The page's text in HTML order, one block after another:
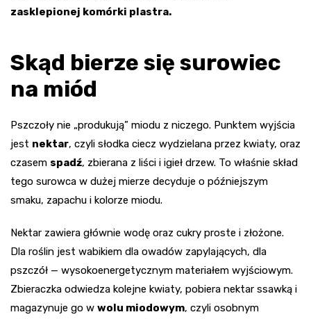
zasklepionej komórki plastra.
Skąd bierze się surowiec
na miód
Pszczoły nie „produkują” miodu z niczego. Punktem wyjścia
jest nektar, czyli słodka ciecz wydzielana przez kwiaty, oraz
czasem spadź, zbierana z liści i igieł drzew. To właśnie skład
tego surowca w dużej mierze decyduje o późniejszym
smaku, zapachu i kolorze miodu.
Nektar zawiera głównie wodę oraz cukry proste i złożone.
Dla roślin jest wabikiem dla owadów zapylających, dla
pszczół — wysokoenergetycznym materiałem wyjściowym.
Zbieraczka odwiedza kolejne kwiaty, pobiera nektar ssawką i
magazynuje go w wolu miodowym, czyli osobnym